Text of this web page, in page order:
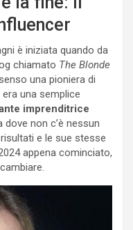
è iniziata quando da
chiamato The Blonde
una pioniera di
una semplice
imprenditrice
dove non c’è nessun
e le sue stesse
appena cominciato,